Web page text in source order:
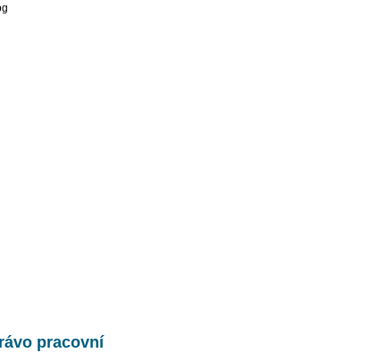
pracovní